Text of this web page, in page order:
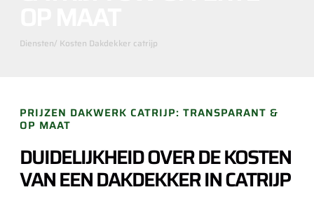
Diensten/ Kosten Dakdekker catrijp
PRIJZEN DAKWERK CATRIJP: TRANSPARANT &
OP MAAT
DUIDELIJKHEID OVER DE KOSTEN
VAN EEN DAKDEKKER IN CATRIJP